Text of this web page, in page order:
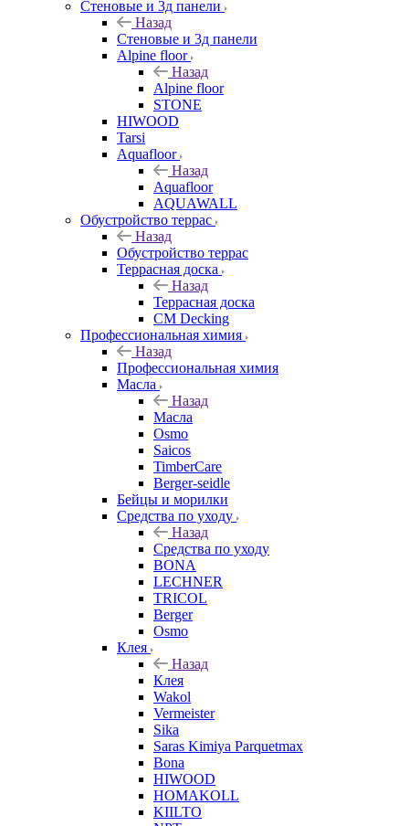
Стеновые и 3д панели
Назад
Стеновые и 3д панели
Alpine floor
Назад
Alpine floor
STONE
HIWOOD
Tarsi
Aquafloor
Назад
Aquafloor
AQUAWALL
Обустройство террас
Назад
Обустройство террас
Террасная доска
Назад
Террасная доска
CM Decking
Профессиональная химия
Назад
Профессиональная химия
Масла
Назад
Масла
Osmo
Saicos
TimberCare
Berger-seidle
Бейцы и морилки
Средства по уходу
Назад
Средства по уходу
BONA
LECHNER
TRICOL
Berger
Osmo
Клея
Назад
Клея
Wakol
Vermeister
Sika
Saras Kimiya Parquetmax
Bona
HIWOOD
HOMAKOLL
KIILTO